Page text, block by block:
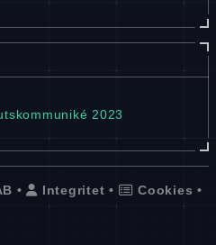
2023
• Integritet • Cookies •